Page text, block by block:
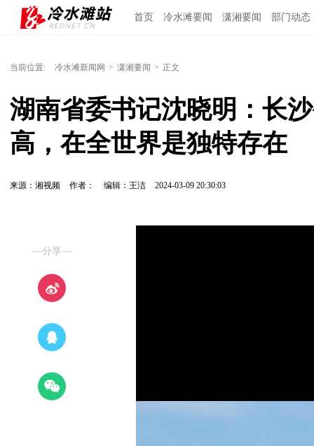
首页 冷水滩要闻 潇湘要闻 部门动态
当前位置: 冷水滩新闻网 > 潇湘要闻 > 正文
湖南省委书记沈晓明：长
高，在全世界是独特存在
来源：湘视频 作者： 编辑：王洁 2024-03-09 20:30:03
—分享—